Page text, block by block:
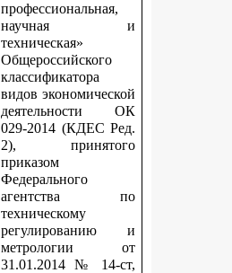
профессиональная,
научная и
техническая»
Общероссийского
классификатора
видов экономической
деятельности ОК
029-2014 (КДЕС Ред.
2), принятого
приказом
Федерального
агентства по
техническому
регулированию и
метрологии от
31.01.2014 № 14-ст,